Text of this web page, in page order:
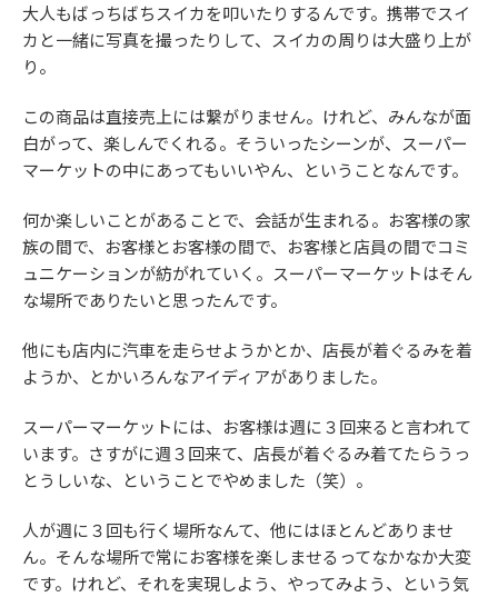
大人もばっちばちスイカを叩いたりするんです。携帯でスイ
カと一緒に写真を撮ったりして、スイカの周りは大盛り上が
り。
この商品は直接売上には繋がりません。けれど、みんなが面
白がって、楽しんでくれる。そういったシーンが、スーパー
マーケットの中にあってもいいやん、ということなんです。
何か楽しいことがあることで、会話が生まれる。お客様の家
族の間で、お客様とお客様の間で、お客様と店員の間でコミ
ュニケーションが紡がれていく。スーパーマーケットはそん
な場所でありたいと思ったんです。
他にも店内に汽車を走らせようかとか、店長が着ぐるみを着
ようか、とかいろんなアイディアがありました。
スーパーマーケットには、お客様は週に３回来ると言われて
います。さすがに週３回来て、店長が着ぐるみ着てたらうっ
とうしいな、ということでやめました（笑）。
人が週に３回も行く場所なんて、他にはほとんどありませ
ん。そんな場所で常にお客様を楽しませるってなかなか大変
です。けれど、それを実現しよう、やってみよう、という気